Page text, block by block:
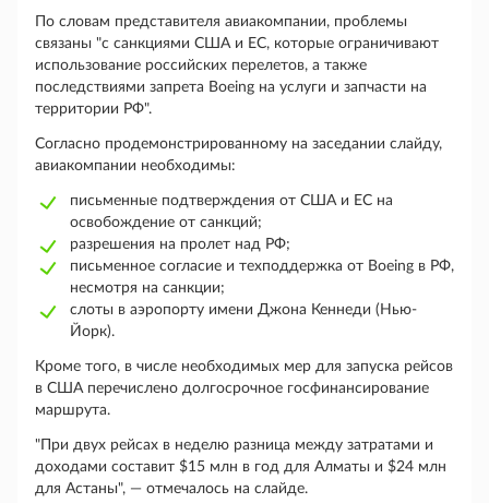
По словам представителя авиакомпании, проблемы
связаны "с санкциями США и ЕС, которые ограничивают
использование российских перелетов, а также
последствиями запрета Boeing на услуги и запчасти на
территории РФ".
Согласно продемонстрированному на заседании слайду,
авиакомпании необходимы:
письменные подтверждения от США и ЕС на
освобождение от санкций;
разрешения на пролет над РФ;
письменное согласие и техподдержка от Boeing в РФ,
несмотря на санкции;
слоты в аэропорту имени Джона Кеннеди (Нью-
Йорк).
Кроме того, в числе необходимых мер для запуска рейсов
в США перечислено долгосрочное госфинансирование
маршрута.
"При двух рейсах в неделю разница между затратами и
доходами составит $15 млн в год для Алматы и $24 млн
для Астаны", — отмечалось на слайде.